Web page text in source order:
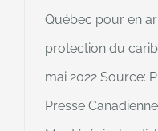
Québec pour en
protection du
mai 2022 Source:
Presse